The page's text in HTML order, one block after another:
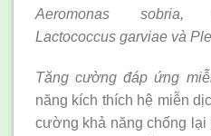
Aeromonas sobria,
Lactococcus garviae và
Tăng cường đáp ứng
năng kích thích hệ miễn
cường khả năng chống lại